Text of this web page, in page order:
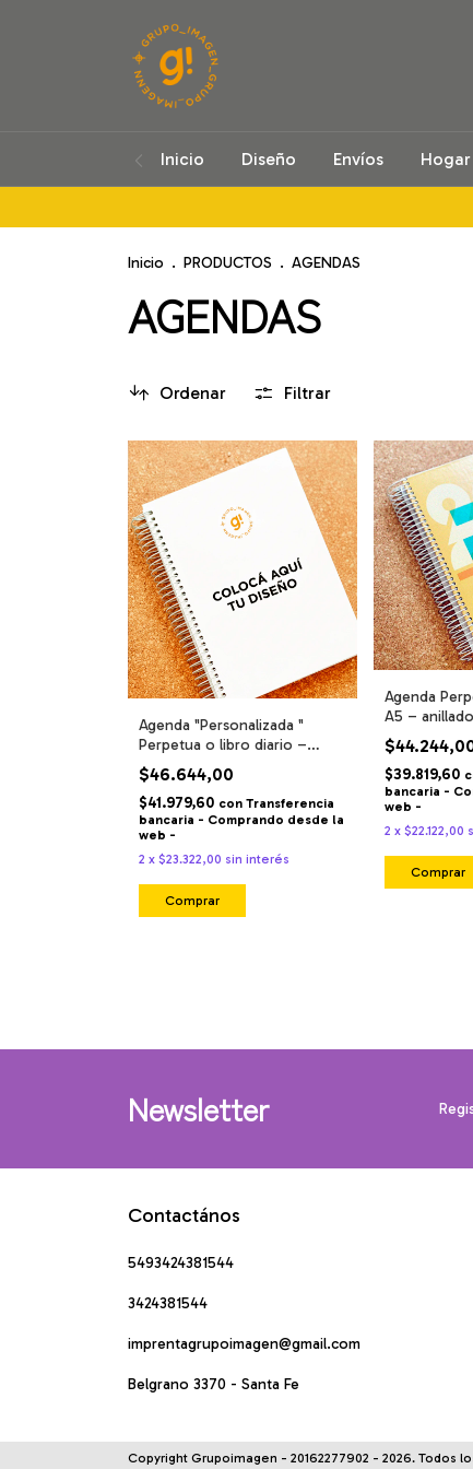
Inicio Diseño Envíos Hogar
Inicio . PRODUCTOS . AGENDAS
AGENDAS
Ordenar Filtrar
Agenda "Personalizada "
Perpetua o libro diario –
medida A5 – anillado metálico
alambre - tapa duras -
$46.644,00
$41.979,60 con Transferencia
bancaria - Comprando desde la
web -
2 x $23.322,00 sin interés
Comprar
Agenda
A5 –
alambre -
$39.819,60
bancaria -
web -
2 x $22.122,00
Comprar
Newsletter
Contactános
5493424381544
3424381544
imprentagrupoimagen@gmail.com
Belgrano 3370 - Santa Fe
Copyright Grupoimagen - 20162277902 - 2026. Todos